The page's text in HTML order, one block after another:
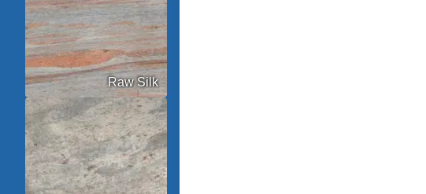
Raw Silk